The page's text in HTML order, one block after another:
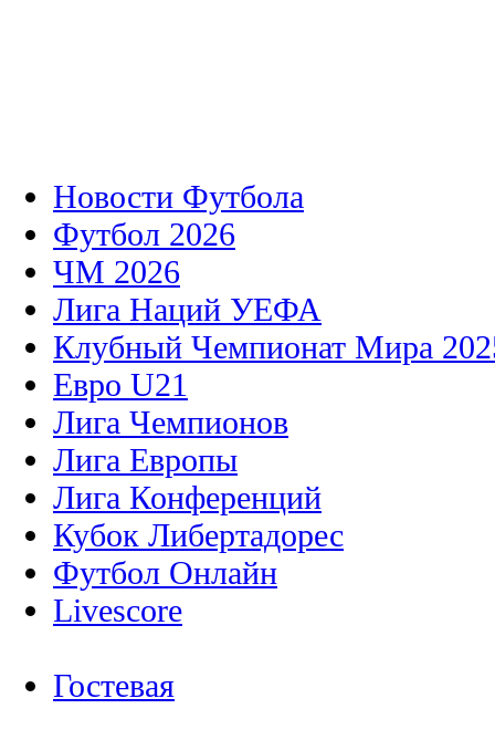
Новости Футбола
Футбол 2026
ЧМ 2026
Лига Наций УЕФА
Клубный Чемпионат Мира
Евро U21
Лига Чемпионов
Лига Европы
Лига Конференций
Кубок Либертадорес
Футбол Онлайн
Livescore
Гостевая